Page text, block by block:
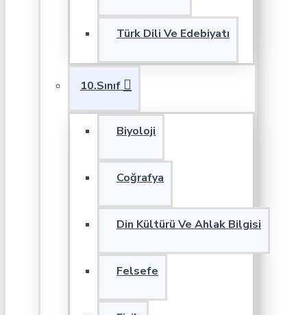
Türk Dili Ve Edebiyatı
10.Sınıf
Biyoloji
Coğrafya
Din Kültürü Ve Ahlak Bilgisi
Felsefe